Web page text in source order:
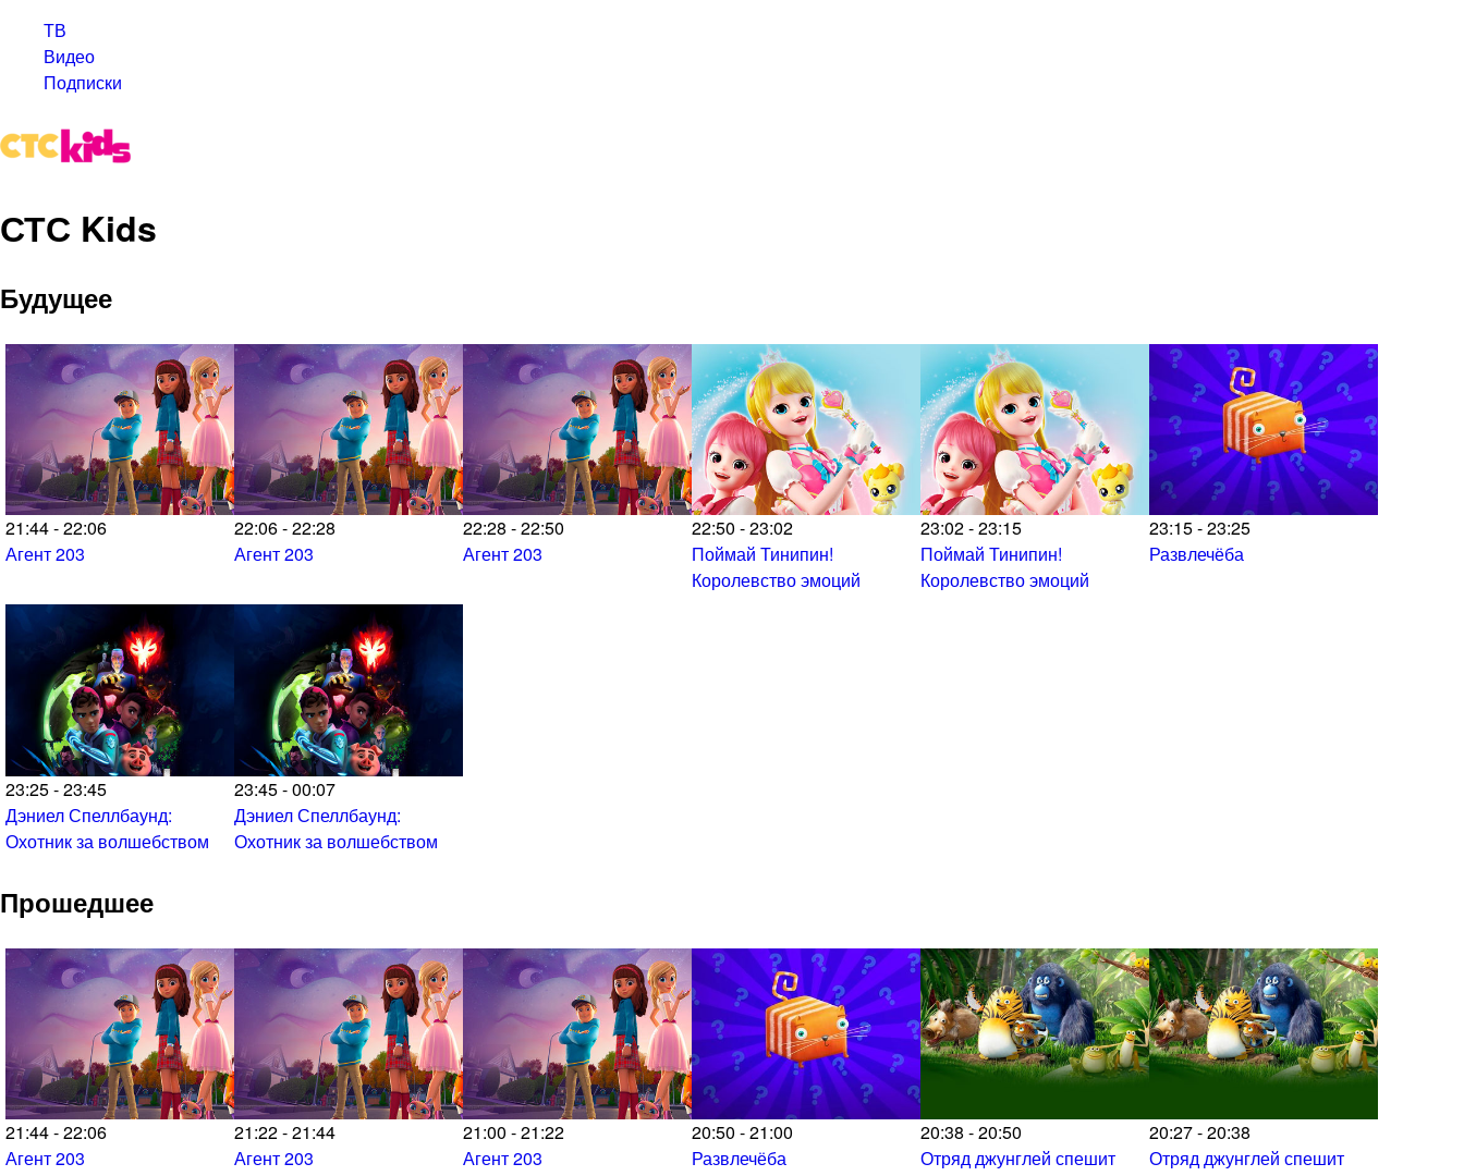
ТВ
Видео
Подписки
СТС Kids
Будущее
21:44 - 22:06
Агент 203
22:06 - 22:28
Агент 203
22:28 - 22:50
Агент 203
22:50 - 23:02
Поймай Тинипин!
Королевство эмоций
23:02 - 23:15
Поймай Тинипин!
Королевство эмоций
23:15 - 23:25
Развлечёба
23:25 - 23:45
Дэниел Спеллбаунд:
Охотник за волшебством
23:45 - 00:07
Дэниел Спеллбаунд:
Охотник за волшебством
Прошедшее
21:44 - 22:06
Агент 203
21:22 - 21:44
Агент 203
21:00 - 21:22
Агент 203
20:50 - 21:00
Развлечёба
20:38 - 20:50
Отряд джунглей спешит
20:27 - 20:38
Отряд джунглей спешит